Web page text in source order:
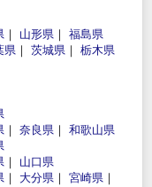
｜ 山形県 ｜ 福島県
県 ｜ 茨城県 ｜ 栃木県
｜ 奈良県 ｜ 和歌山県
｜ 山口県
｜ 大分県 ｜ 宮崎県 ｜